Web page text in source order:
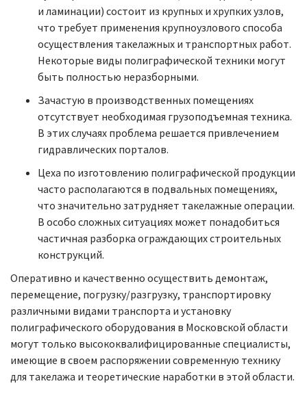
и ламинации) состоит из крупных и хрупких узлов,
что требует применения крупноузлового способа
осуществления такелажных и транспортных работ.
Некоторые виды полиграфической техники могут
быть полностью неразборными.
Зачастую в производственных помещениях
отсутствует необходимая грузоподъемная техника.
В этих случаях проблема решается привлечением
гидравлических порталов.
Цеха по изготовлению полиграфической продукции
часто располагаются в подвальных помещениях,
что значительно затрудняет такелажные операции.
В особо сложных ситуациях может понадобиться
частичная разборка ограждающих строительных
конструкций.
Оперативно и качественно осуществить демонтаж,
перемещение, погрузку/разгрузку, транспортировку
различными видами транспорта и установку
полиграфического оборудования в Московской области
могут только высококвалифицированные специалисты,
имеющие в своем распоряжении современную технику
для такелажа и теоретические наработки в этой области.